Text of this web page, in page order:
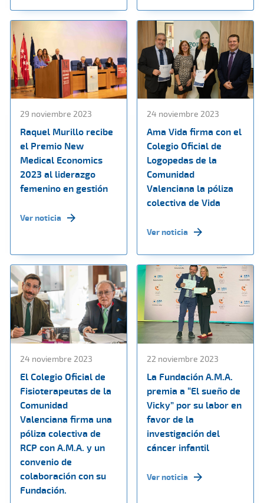
29 noviembre 2023
Raquel Murillo recibe
el Premio New
Medical Economics
2023 al liderazgo
femenino en gestión
Ver noticia
24 noviembre 2023
Ama Vida firma con el
Colegio Oficial de
Logopedas de la
Comunidad
Valenciana la póliza
colectiva de Vida
Ver noticia
24 noviembre 2023
El Colegio Oficial de
Fisioterapeutas de la
Comunidad
Valenciana firma una
póliza colectiva de
RCP con A.M.A. y un
convenio de
colaboración con su
Fundación.
22 noviembre 2023
La Fundación A.M.A.
premia a “El sueño de
Vicky” por su labor en
favor de la
investigación del
cáncer infantil
Ver noticia